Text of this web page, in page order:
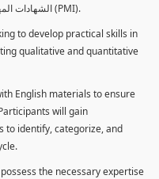
الشهادات المهنية الأخرى مثل شهادات إدارة المشاريع العالمية (PMI).
to develop practical skills in
qualitative and quantitative
English materials to ensure
will gain
to identify, categorize, and
the necessary expertise